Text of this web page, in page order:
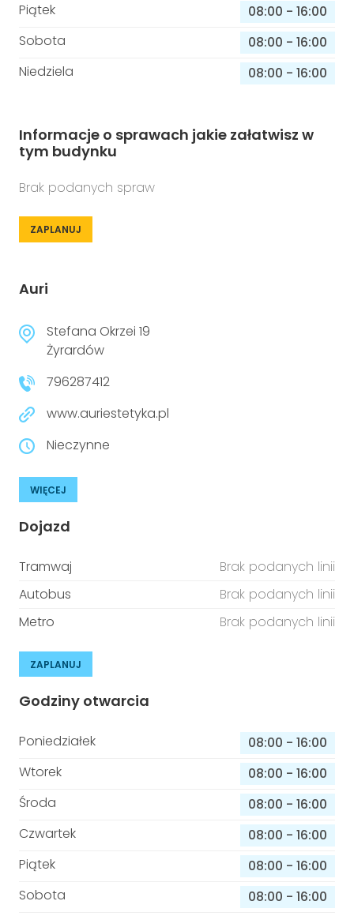
Piątek
08:00 - 16:00
Sobota
08:00 - 16:00
Niedziela
08:00 - 16:00
Informacje o sprawach jakie załatwisz w
tym budynku
Brak podanych spraw
ZAPLANUJ
Auri
Stefana Okrzei 19
Żyrardów
796287412
www.auriestetyka.pl
Nieczynne
WIĘCEJ
Dojazd
Tramwaj
Brak podanych linii
Autobus
Brak podanych linii
Metro
Brak podanych linii
ZAPLANUJ
Godziny otwarcia
Poniedziałek 08:00 - 16:00
Wtorek
08:00 - 16:00
Środa
08:00 - 16:00
Czwartek
08:00 - 16:00
Piątek
08:00 - 16:00
Sobota
08:00 - 16:00